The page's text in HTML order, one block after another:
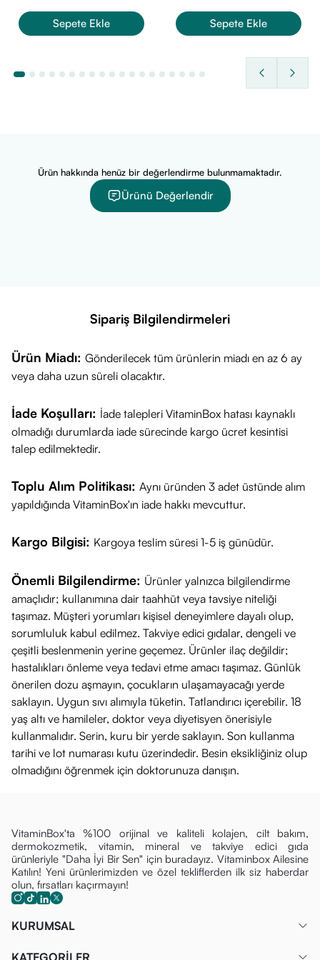
Sepete Ekle Sepete Ekle
Ürün hakkında henüz bir değerlendirme bulunmamaktadır.
Ürünü Değerlendir
Sipariş Bilgilendirmeleri
Ürün Miadı: Gönderilecek tüm ürünlerin miadı en az 6 ay
veya daha uzun süreli olacaktır.
İade Koşulları: İade talepleri VitaminBox hatası kaynaklı
olmadığı durumlarda iade sürecinde kargo ücret kesintisi
talep edilmektedir.
Toplu Alım Politikası: Aynı üründen 3 adet üstünde alım
yapıldığında VitaminBox'ın iade hakkı mevcuttur.
Kargo Bilgisi: Kargoya teslim süresi 1-5 iş günüdür.
Önemli Bilgilendirme: Ürünler yalnızca bilgilendirme
amaçlıdır; kullanımına dair taahhüt veya tavsiye niteliği
taşımaz. Müşteri yorumları kişisel deneyimlere dayalı olup,
sorumluluk kabul edilmez. Takviye edici gıdalar, dengeli ve
çeşitli beslenmenin yerine geçemez. Ürünler ilaç değildir;
hastalıkları önleme veya tedavi etme amacı taşımaz. Günlük
önerilen dozu aşmayın, çocukların ulaşamayacağı yerde
saklayın. Uygun sıvı alımıyla tüketin. Tatlandırıcı içerebilir. 18
yaş altı ve hamileler, doktor veya diyetisyen önerisiyle
kullanmalıdır. Serin, kuru bir yerde saklayın. Son kullanma
tarihi ve lot numarası kutu üzerindedir. Besin eksikliğiniz olup
olmadığını öğrenmek için doktorunuza danışın.
VitaminBox'ta %100 orijinal ve kaliteli kolajen, cilt bakım,
dermokozmetik, vitamin, mineral ve takviye edici gıda
ürünleriyle "Daha İyi Bir Sen" için buradayız. Vitaminbox Ailesine
Katılın! Yeni ürünlerimizden ve özel tekliflerden ilk siz haberdar
olun, fırsatları kaçırmayın!
KURUMSAL
KATEGORİLER